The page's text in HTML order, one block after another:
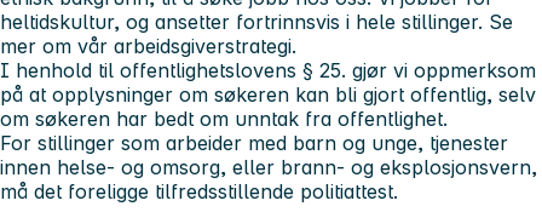
heltidskultur, og ansetter fortrinnsvis i hele stillinger. Se
mer om vår arbeidsgiverstrategi.
I henhold til offentlighetslovens § 25. gjør vi oppmerksom
på at opplysninger om søkeren kan bli gjort offentlig, selv
om søkeren har bedt om unntak fra offentlighet.
For stillinger som arbeider med barn og unge, tjenester
innen helse- og omsorg, eller brann- og eksplosjonsvern,
må det foreligge tilfredsstillende politiattest.